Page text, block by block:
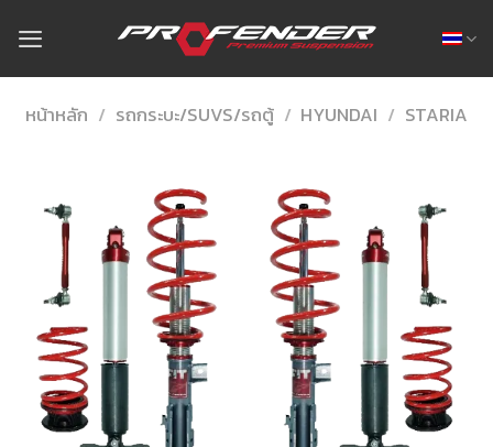
content
หน้าหลัก / รถกระบะ/SUVS/รถตู้ / HYUNDAI / STARIA